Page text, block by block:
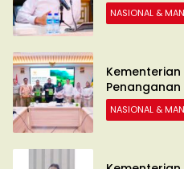
NASIONAL &
Kementerian
NASIONAL &